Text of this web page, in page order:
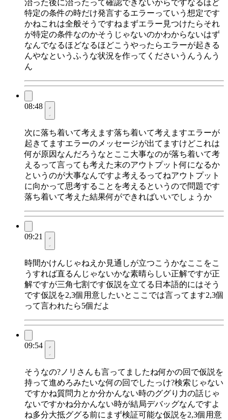
治った後に治ったって確認できないからですなるほど
特定の条件の時だけ発言するエラーっていう想定です
かねこれは全般そうですねまずエラー見つけたらそれ
が特定の条件なのかそうじゃないのかわからないはず
なんでなるほどなるほどこうやったらエラーが起きる
んやなというふうな状況を作ってくださいうんうんう
ん
08:48
次に落ち着いて考えます落ち着いて考えますエラーが
起きてますエラーのメッセージが出てますけどこれは
何が原因なんだろうなとここ大事なのが落ち着いて考
えるって言っても考えた末のアウトプット何になるか
というのが大事なんですよ考えるってねアウトプット
に向かって思考することを考えるというので問題です
落ち着いて考えた結果何ができればいいでしょうか
09:21
時間かけんじゃねえか見通しが立つこうかなここをこ
うすれば直るんじゃないかな素晴らしい正解ですが正
解ですが三角七割です仮説を立てる日本語的にはそう
です仮説を2,3個用意したいとここでは言ってます2,3個
って言われたら5個だよ
09:54
そうなの?ノリさんも言ってましたね何かの回で仮説を
持って進めろみたいな何の回でしたっけ?検索じゃない
ですかね質問力とか分かんない時のググり力の話じゃ
ないですかね分かんない時が結局デバッグなんですよ
ね多分大抵ググる前にまず検証可能な仮説を2,3個用意